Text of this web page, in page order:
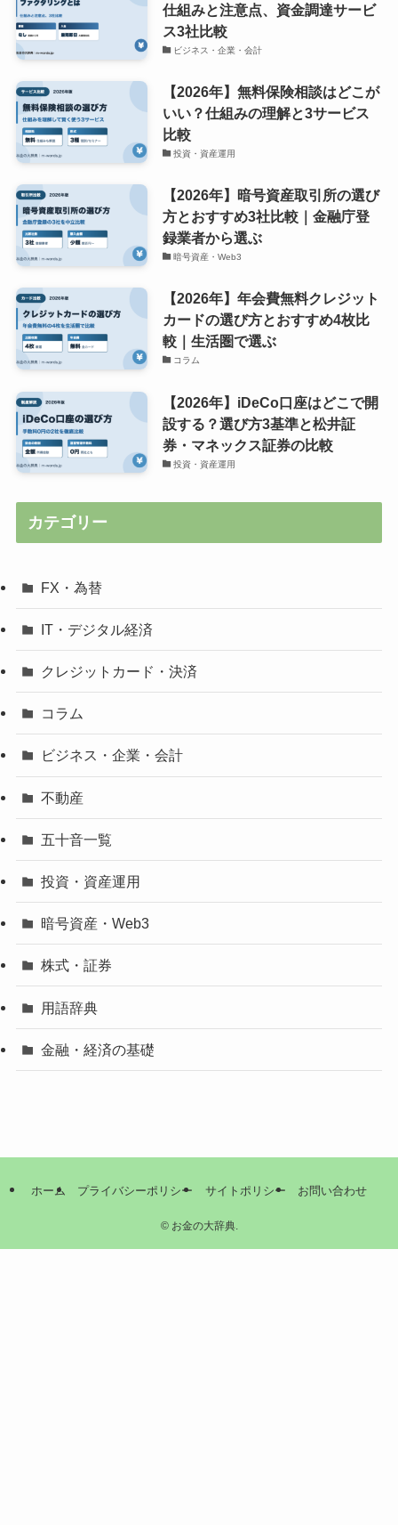
仕組みと注意点、資金調達サービ
ス3社比較
ビジネス・企業・会計
【2026年】無料保険相談はどこが
いい？仕組みの理解と3サービス
比較
投資・資産運用
【2026年】暗号資産取引所の選び
方とおすすめ3社比較｜金融庁登
録業者から選ぶ
暗号資産・Web3
【2026年】年会費無料クレジット
カードの選び方とおすすめ4枚比
較｜生活圏で選ぶ
コラム
【2026年】iDeCo口座はどこで開
設する？選び方3基準と松井証
券・マネックス証券の比較
投資・資産運用
カテゴリー
FX・為替
IT・デジタル経済
クレジットカード・決済
コラム
ビジネス・企業・会計
不動産
五十音一覧
投資・資産運用
暗号資産・Web3
株式・証券
用語辞典
金融・経済の基礎
ホーム プライバシーポリシー サイトポリシー お問い合わせ
©お金の大辞典.